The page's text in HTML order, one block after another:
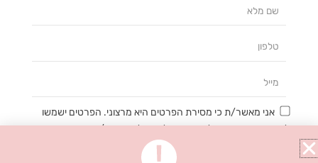
אני מאשר/ת כי מסירת הפרטים היא מרצוני. הפרטים ישמשו
ליצירת קשר ומענה לפנייה, ניהול וטיפול בבקשה/רישום, מתן
השירות והתמיכה המבוקשים, דיוור ישיר, תפעול האתר וניתוח